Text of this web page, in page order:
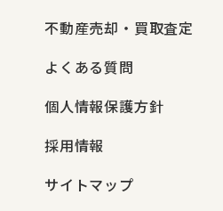
不動産売却・買取査定
よくある質問
個人情報保護方針
採用情報
サイトマップ